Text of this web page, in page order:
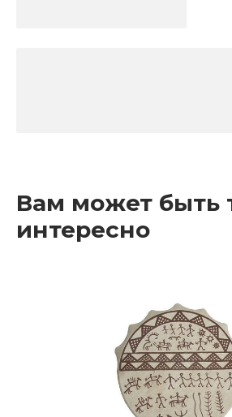
Вам может быть
интересно